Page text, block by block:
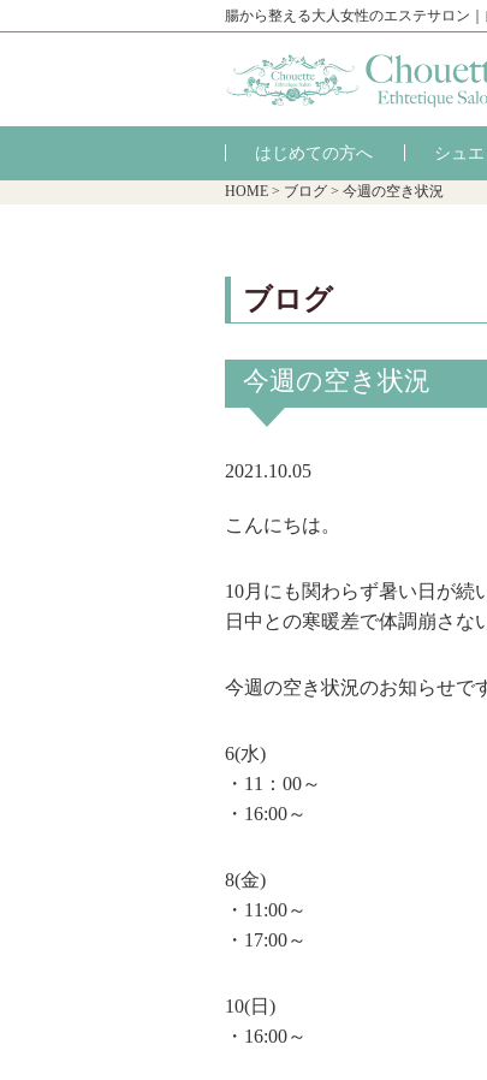
腸から整える大人女性のエステサロン
はじめての方へ シュ
HOME > ブログ > 今週の空き状況
ブログ
今週の空き状況
2021.10.05
こんにちは。
10月にも関わらず暑い日が続
日中との寒暖差で体調崩さな
今週の空き状況のお知らせで
6(水)
・11：00～
・16:00～
8(金)
・11:00～
・17:00～
10(日)
・16:00～